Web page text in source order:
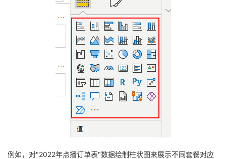
例如，对"2022年点播订单表"数据绘制柱状图来展示不同套餐对应